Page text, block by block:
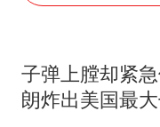
子弹上膛却紧
朗炸出美国最